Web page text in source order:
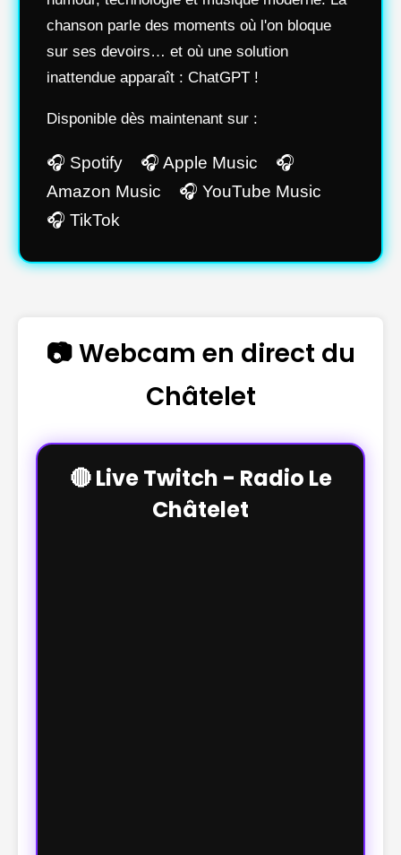
chanson parle des moments où l'on bloque
sur ses devoirs… et où une solution
inattendue apparaît : ChatGPT !
Disponible dès maintenant sur :
🎧 Spotify 🎧 Apple Music 🎧
Amazon Music 🎧 YouTube Music
🎧 TikTok
📷 Webcam en direct du
Châtelet
🔴 Live Twitch - Radio Le
Châtelet